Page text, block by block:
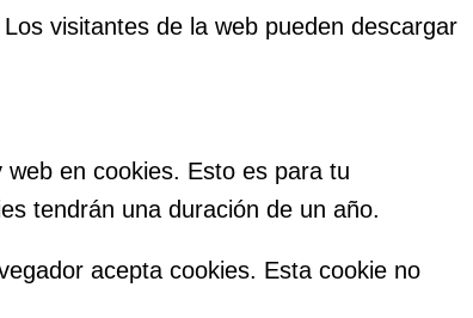
visitantes de la web pueden descargar
en cookies. Esto es para tu
tendrán una duración de un año.
acepta cookies. Esta cookie no